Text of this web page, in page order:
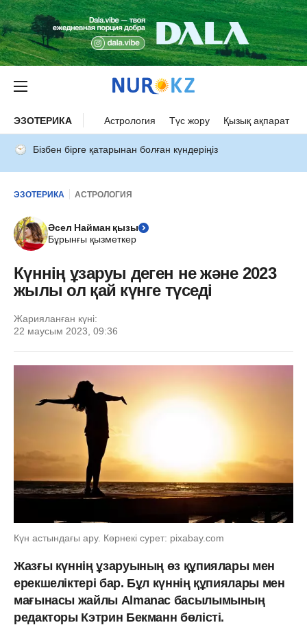
ЭЗОТЕРИКА Астрология Түс жору Қызық ақпарат
Бізбен бірге қатарынан болған күндеріңіз
ЭЗОТЕРИКА АСТРОЛОГИЯ
Әсел Найман қызы
Бұрынғы қызметкер
Күннің ұзаруы деген не және 2023
жылы ол қай күнге түседі
Жарияланған күні:
22 маусым 2023, 09:36
Күн астындағы ару. Көрнекі сурет: pixabay.com
Жазғы күннің ұзаруының өз құпиялары мен
ерекшеліктері бар. Бұл күннің құпиялары мен
мағынасы жайлы Almanac басылымының
редакторы Кэтрин Бекманн бөлісті.